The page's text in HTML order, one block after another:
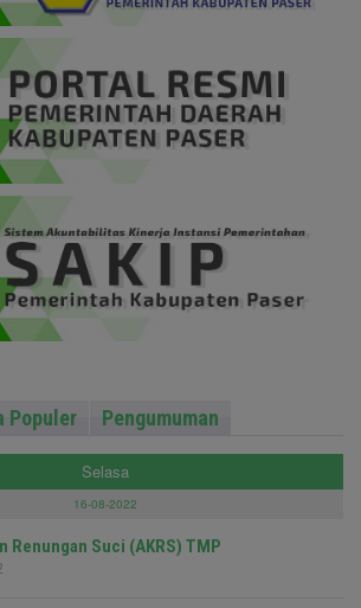
Populer Pengumuman
Selasa
16-08-2022
Renungan Suci (AKRS) TMP